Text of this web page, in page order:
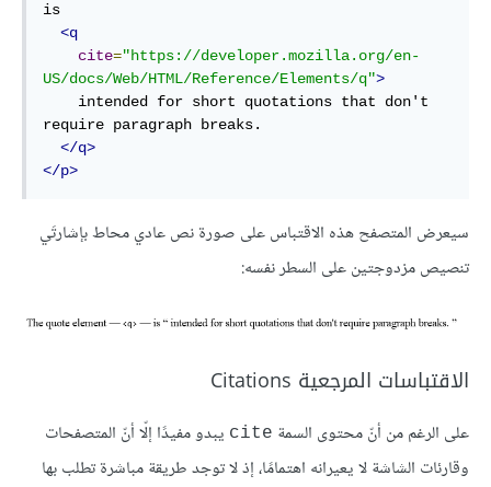
is
<q
cite="https://developer.mozilla.org/en-
US/docs/Web/HTML/Reference/Elements/q">
require paragraph breaks.
</q>
</p>
سيعرض المتصفح هذه الاقتباس على صورة نص عادي محاط بإشارتَي
تنصيص مزدوجتين على السطر نفسه:
الاقتباسات المرجعية Citations
على الرغم من أنّ محتوى السمة cite يبدو مفيدًا إلّا أنّ المتصفحات
وقارئات الشاشة لا يعيرانه اهتمامًا، إذ لا توجد طريقة مباشرة تطلب بها